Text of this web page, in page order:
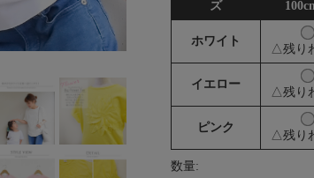
ズ
ホワイト
△残り
イエロー
△残り
ピンク
△残り
数量: